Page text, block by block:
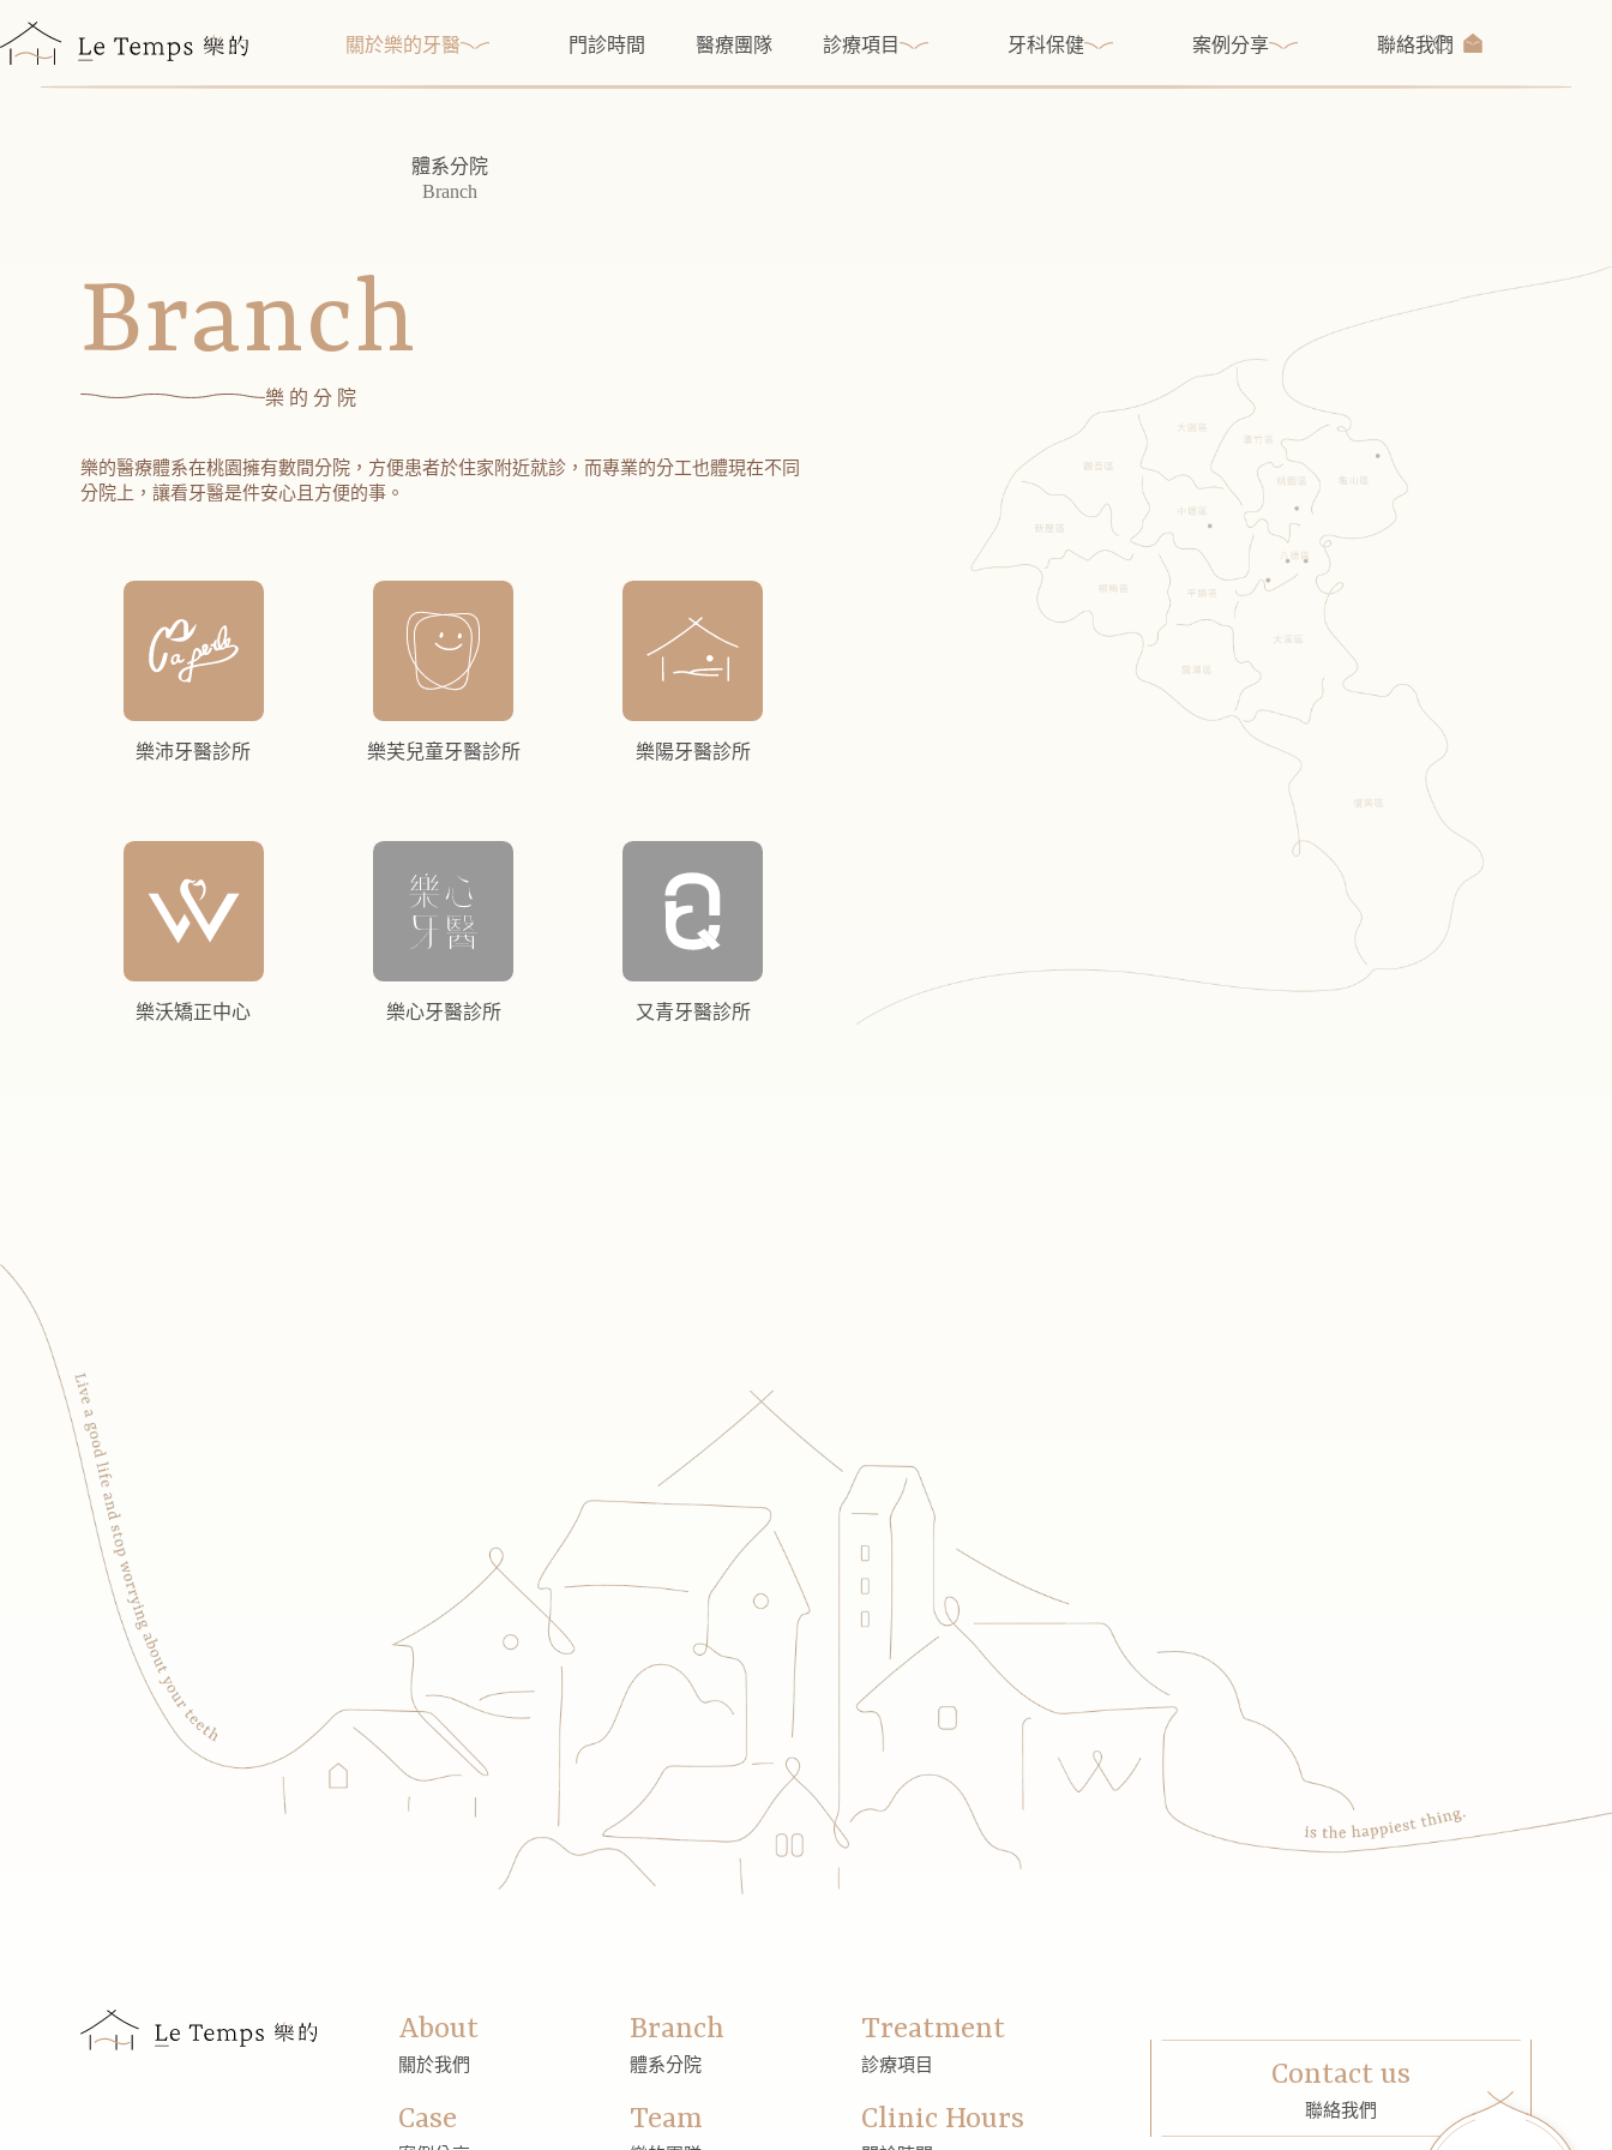
至
關於樂的牙醫 門診時間 醫療團隊 診療項目 牙科保健 案例分享 聯絡我們
體系分院
Branch
Branch
樂的分院
樂的醫療體系在桃園擁有數間分院，方便患者於住家附近就診，而專業的分工也體現在不同
分院上，讓看牙醫是件安心且方便的事。
樂沛牙醫診所 樂芙兒童牙醫診所 樂陽牙醫診所
樂沃矯正中心 樂心牙醫診所 又青牙醫診所
About
關於我們
Branch
體系分院
Treatment
診療項目
Case Team Clinic Hours
Contact us
聯絡我們